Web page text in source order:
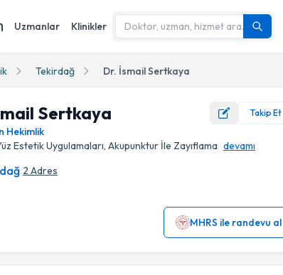
Uzmanlar Klinikler
Tekirdağ Dr. İsmail Sertkaya
Sertkaya Takip Et
Hekimlik
Estetik Uygulamaları, Akupunktur İle Zayıflama devamı
2 Adres
MHRS ile randevu al